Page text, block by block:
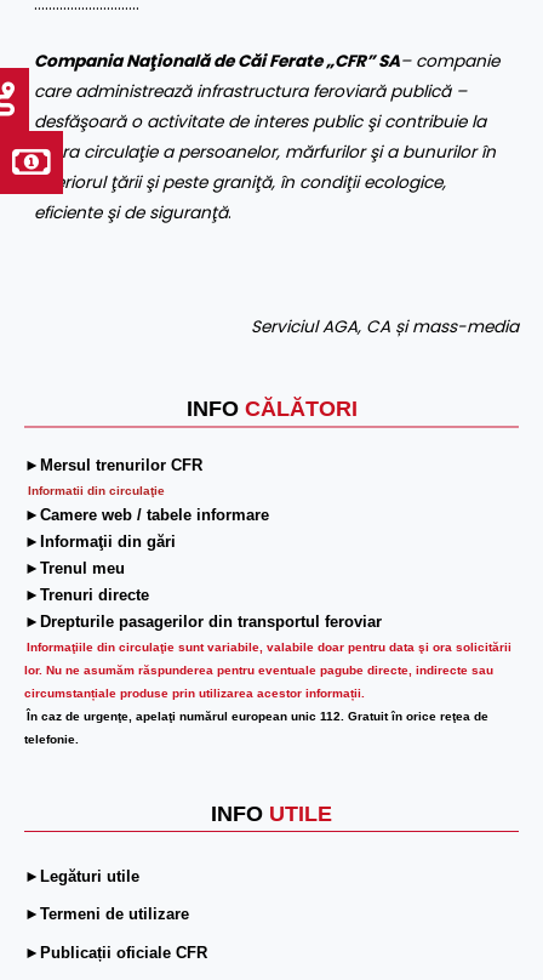
INFO CĂLĂTORI
►Mersul trenurilor CFR
Informatii din circulaţie
►Camere web / tabele informare
►Informaţii din gări
►Trenul meu
►Trenuri directe
►Drepturile pasagerilor din transportul feroviar
Informaţiile din circulaţie sunt variabile, valabile doar pentru data şi ora solicitării
lor. Nu ne asumăm răspunderea pentru eventuale pagube directe, indirecte sau
circumstanțiale produse prin utilizarea acestor informații.
În caz de urgenţe, apelaţi numărul european unic 112. Gratuit în orice reţea de
telefonie.
INFO UTILE
►Legături utile
►Termeni de utilizare
►Publicații oficiale CFR
………………………..
Compania Naţională de Căi Ferate „CFR” SA– companie
care administrează infrastructura feroviară publică –
desfăşoară o activitate de interes public şi contribuie la
libera circulaţie a persoanelor, mărfurilor şi a bunurilor în
interiorul ţării şi peste graniţă, în condiţii ecologice,
eficiente şi de siguranţă.
Serviciul AGA, CA și mass-media